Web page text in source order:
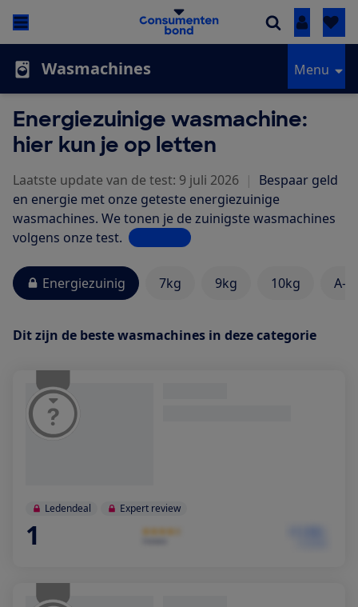
Inloggen
Wasmachines Menu
Energiezuinige wasmachine:
hier kun je op letten
Laatste update van de test: 9 juli 2026 | Bespaar geld
en energie met onze geteste energiezuinige
wasmachines. We tonen je de zuinigste wasmachines
volgens onze test. Lees meer
Energiezuinig 7kg 9kg 10kg A-
Dit zijn de beste wasmachines in deze categorie
Ledendeal Expert review
1